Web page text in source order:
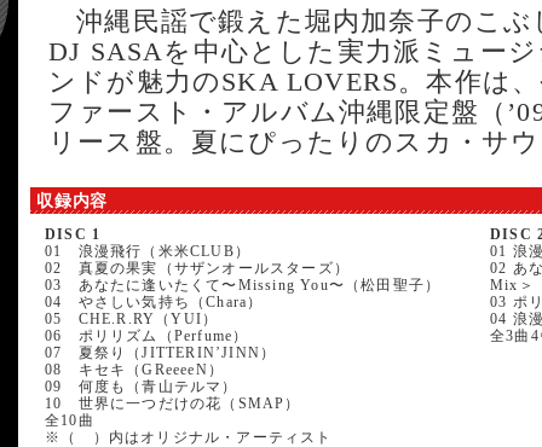
沖縄民謡で鍛えた堀内加奈子のこ
DJ SASAを中心とした実力派ミュー
ンドが魅力のSKA LOVERS。本作は
ファースト・アルバム沖縄限定盤（
リース盤。夏にぴったりのスカ・サ
収録内容
DISC 1
01 浪漫飛行（米米CLUB）
02 真夏の果実（サザンオールスターズ）
03 あなたに逢いたくて〜Missing You〜（松田聖子）
04 やさしい気持ち（Chara）
05 CHE.R.RY（YUI）
06 ポリリズム（Perfume）
07 夏祭り（JITTERIN’JINN）
08 キセキ（GReeeeN）
09 何度も（青山テルマ）
10 世界に一つだけの花（SMAP）
全10曲
※（ ）内はオリジナル・アーティスト
DISC
01 浪
02 あ
Mix＞
03 ポ
04 浪
全3曲